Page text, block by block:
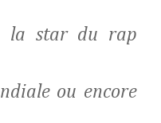
la star du rap
ou encore